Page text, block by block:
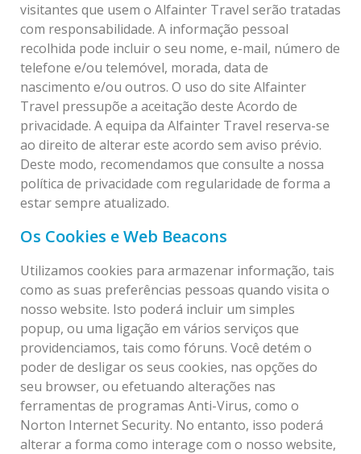
visitantes que usem o Alfainter Travel serão tratadas
com responsabilidade. A informação pessoal
recolhida pode incluir o seu nome, e-mail, número de
telefone e/ou telemóvel, morada, data de
nascimento e/ou outros. O uso do site Alfainter
Travel pressupõe a aceitação deste Acordo de
privacidade. A equipa da Alfainter Travel reserva-se
ao direito de alterar este acordo sem aviso prévio.
Deste modo, recomendamos que consulte a nossa
política de privacidade com regularidade de forma a
estar sempre atualizado.
Os Cookies e Web Beacons
Utilizamos cookies para armazenar informação, tais
como as suas preferências pessoas quando visita o
nosso website. Isto poderá incluir um simples
popup, ou uma ligação em vários serviços que
providenciamos, tais como fóruns. Você detém o
poder de desligar os seus cookies, nas opções do
seu browser, ou efetuando alterações nas
ferramentas de programas Anti-Virus, como o
Norton Internet Security. No entanto, isso poderá
alterar a forma como interage com o nosso website,